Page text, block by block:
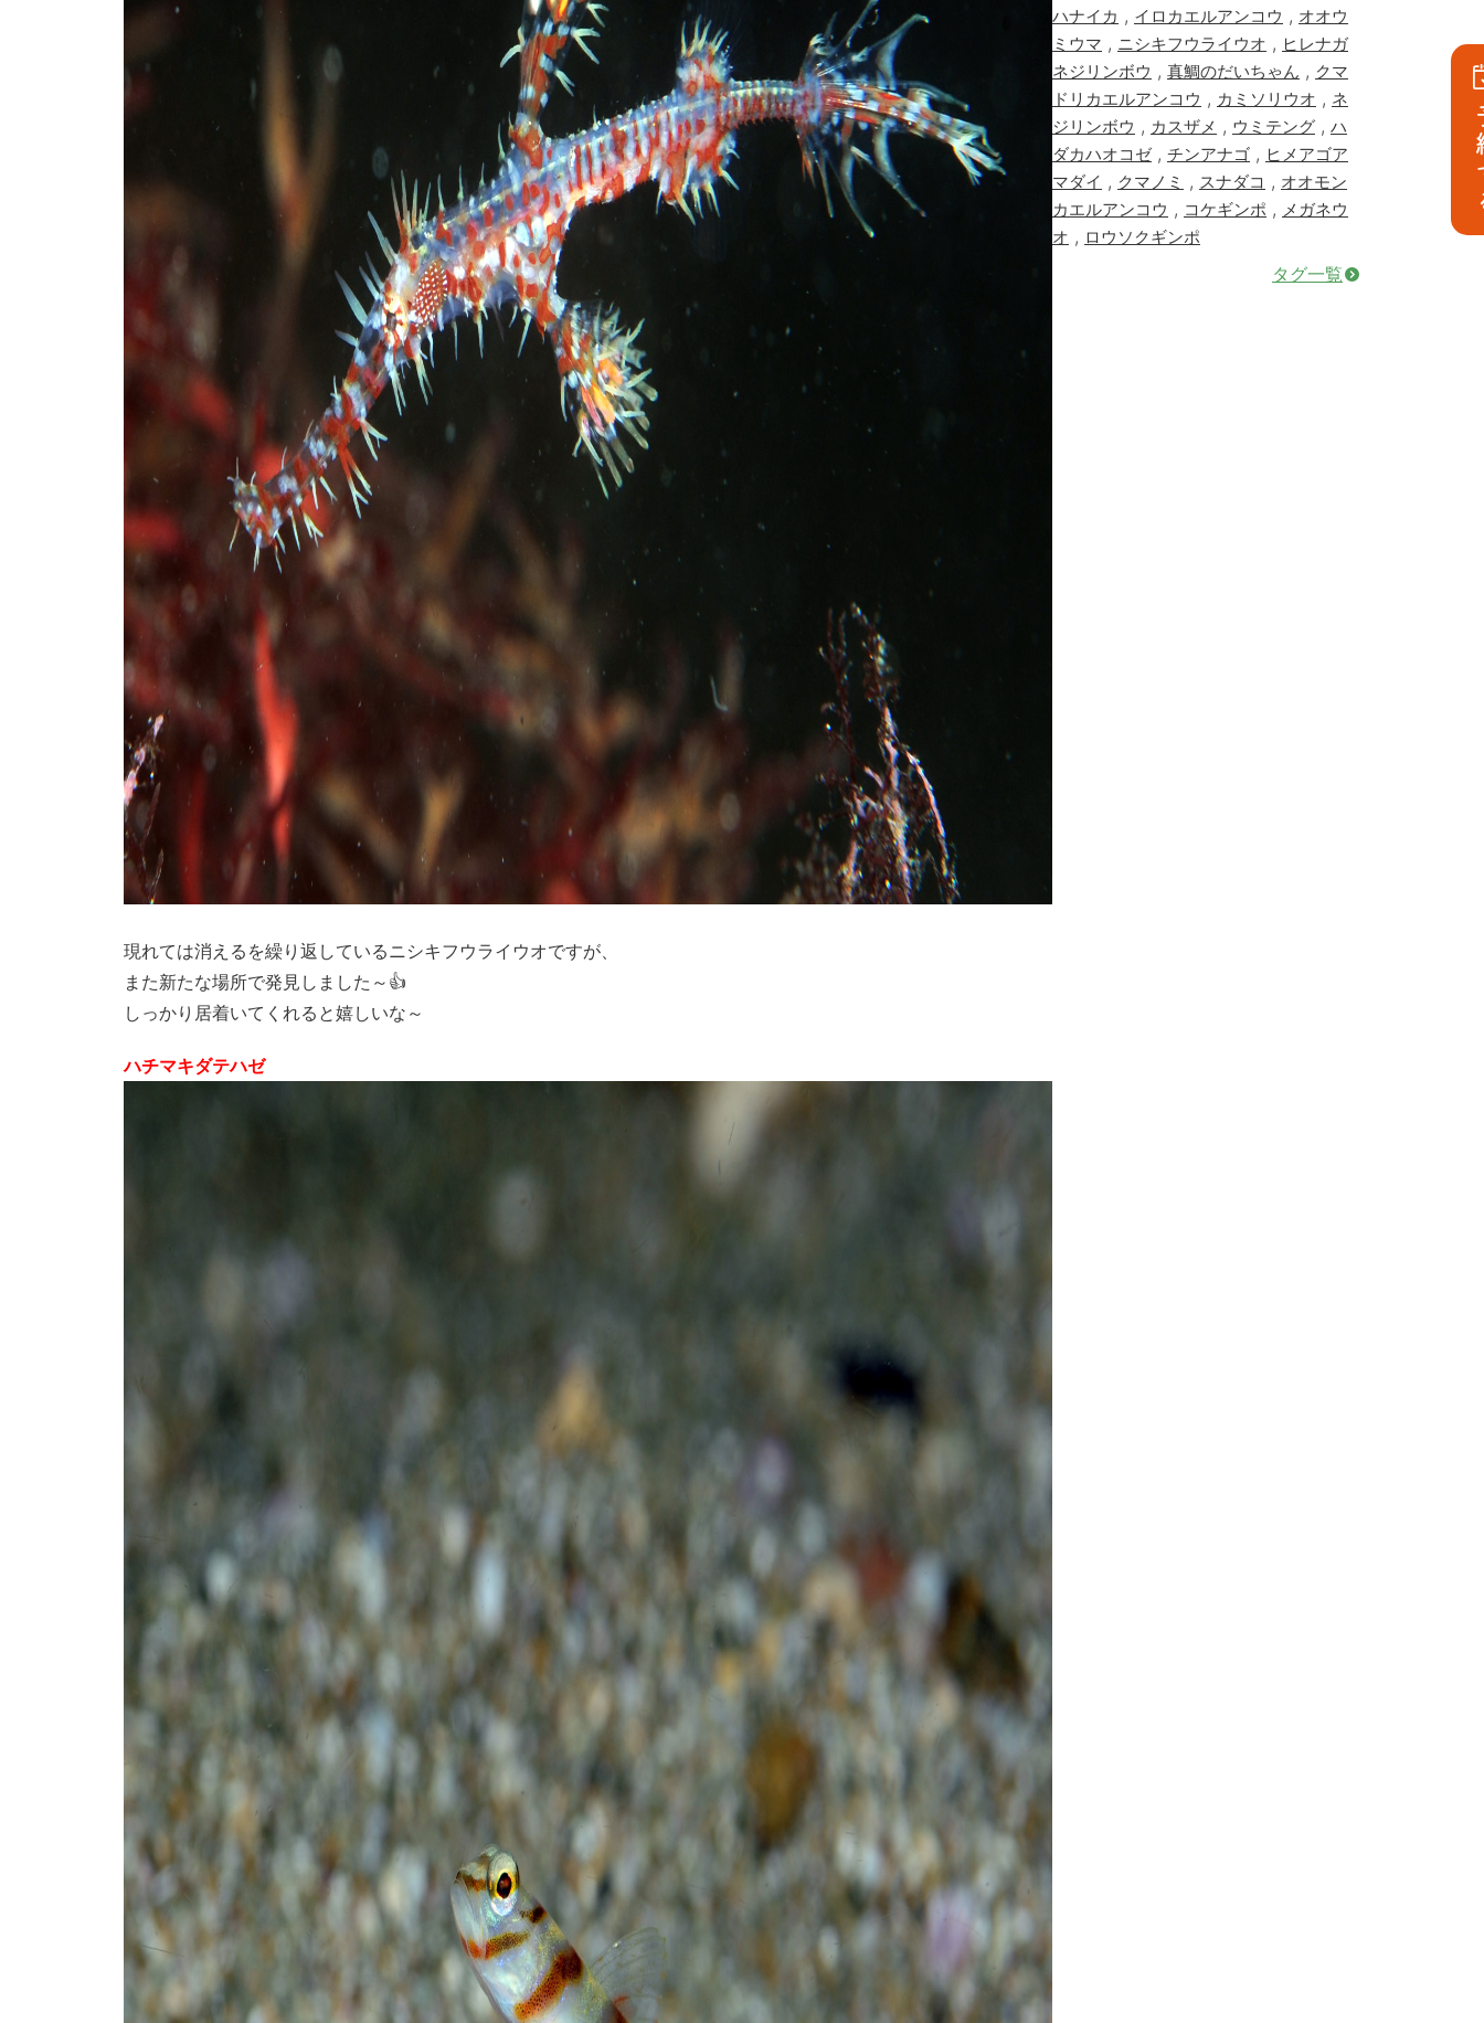
現れては消えるを繰り返しているニシキフウライウオですが、
また新たな場所で発見しました～👍
しっかり居着いてくれると嬉しいな～
ハチマキダテハゼ
ハナイカ , イロカエルアンコウ , オオウ
ミウマ , ニシキフウライウオ , ヒレナガ
ネジリンボウ , 真鯛のだいちゃん , クマ
ドリカエルアンコウ , カミソリウオ , ネ
ジリンボウ , カスザメ , ウミテング , ハ
ダカハオコゼ, チンアナゴ , ヒメアゴア
マダイ , クマノミ , スナダコ , オオモン
カエルアンコウ , コケギンポ , メガネウ
オ , ロウソクギンポ
タグ一覧